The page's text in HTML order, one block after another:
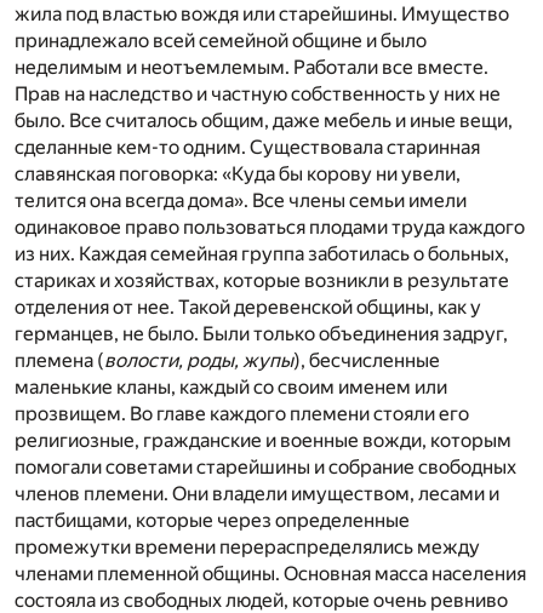
жила под властью вождя или старейшины. Имущество
принадлежало всей семейной общине и было
неделимым и неотъемлемым. Работали все вместе.
Прав на наследство и частную собственность у них не
было. Все считалось общим, даже мебель и иные вещи,
сделанные кем-то одним. Существовала старинная
славянская поговорка: «Куда бы корову ни увели,
телится она всегда дома». Все члены семьи имели
одинаковое право пользоваться плодами труда каждого
из них. Каждая семейная группа заботилась о больных,
стариках и хозяйствах, которые возникли в результате
отделения от нее. Такой деревенской общины, как у
германцев, не было. Были только объединения задруг,
племена (волости, роды, жупы), бесчисленные
маленькие кланы, каждый со своим именем или
прозвищем. Во главе каждого племени стояли его
религиозные, гражданские и военные вожди, которым
помогали советами старейшины и собрание свободных
членов племени. Они владели имуществом, лесами и
пастбищами, которые через определенные
промежутки времени перераспределялись между
членами племенной общины. Основная масса населения
состояла из свободных людей, которые очень ревниво